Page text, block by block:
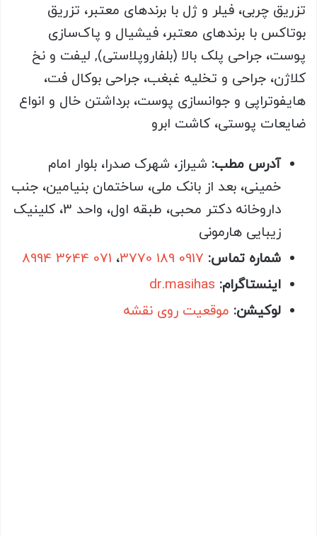
تزریق چربی، فیلر و ژل با برندهای معتبر، تزریق
بوتاکس با برندهای معتبر، فیشیال و پاک‌سازی
پوست، جراحی پلک بالا (بلفاروپلاستی), لیفت و نخ
کلاژن، جراحی و تخلیه غبغب، جراحی بوکال فت،
هایفوتراپی و جوانسازی پوست، برداشتن خال و انواع
ضایعات پوستی، کاشت ابرو
آدرس مطب: شیراز، شهرک صدرا، بلوار امام
خمینی، بعد از بانک ملی، ساختمان بنیامین، جنب
داروخانه دکتر محبی، طبقه اول، واحد 3، کلینیک
زیبایی هارمونی
شماره تماس:
،
اینستاگرام: dr.masihas
لوکیشن: موقعیت روی نقشه